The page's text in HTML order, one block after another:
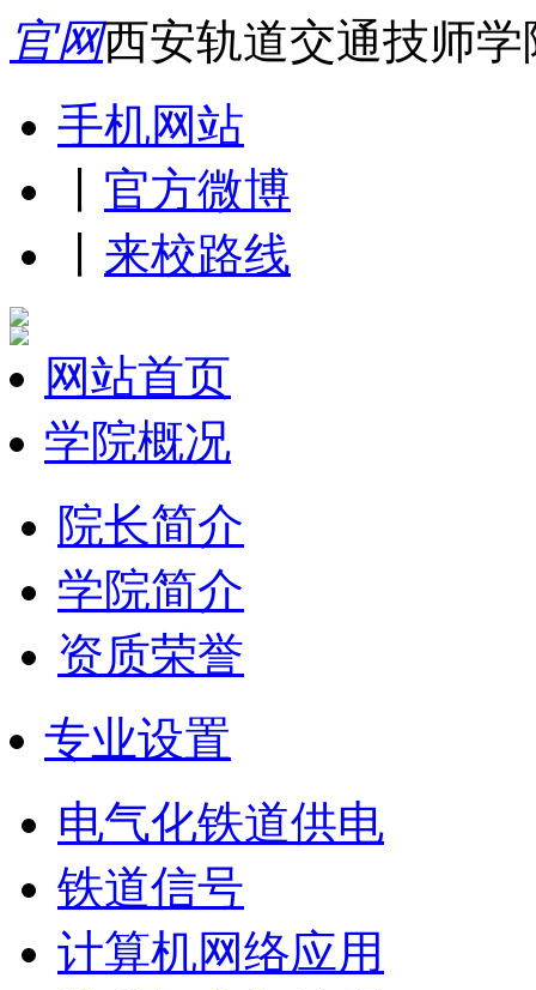
官网西安轨道交通技师
手机网站
官方微博
来校路线
网站首页
学院概况
院长简介
学院简介
资质荣誉
专业设置
电气化铁道供电
铁道信号
计算机网络应用